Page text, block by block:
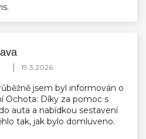
je 5 z 5 hvězdiček.
| 19.3.2026
jsem byl informován o
Ochota: Díky za pomoc s
auta a nabídkou sestavení
tak, jak bylo domluveno.